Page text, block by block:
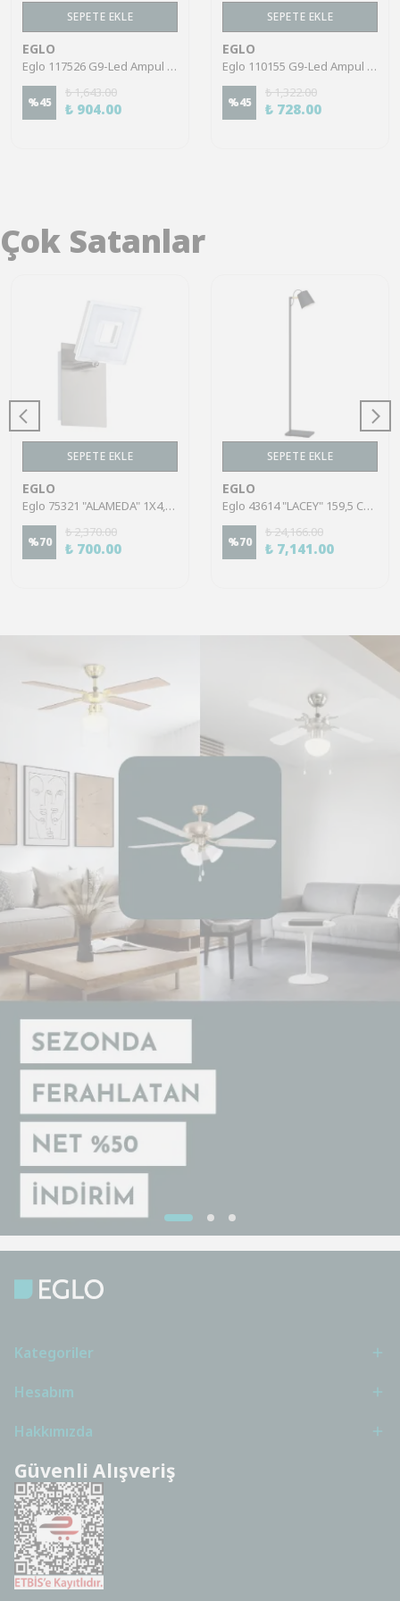
SEPETE EKLE
EGLO
Eglo 117526 G9-Led Ampul 3X2W 3000K 200 Lümen 3'Lü Paket
%45
₺ 1,643.00
₺ 904.00
SEPETE EKLE
EGLO
Eglo 110155 G9-Led Ampul 2X3W Şeffaf 4000K 320 Lümen 2’Li Paket
%45
₺ 1,322.00
₺ 728.00
Çok Satanlar
SEPETE EKLE
EGLO
Eglo 75321 "ALAMEDA" 1X4,5W Çelik Nikel Mat Sıva Üstü Spot
%70
₺ 2,370.00
₺ 700.00
SEPETE EKLE
EGLO
Eglo 43614 "LACEY" 159,5 Cm Yüksekliğinde Çelik, Ahşap Köşe Lambası Lambader
%70
₺ 24,166.00
₺ 7,141.00
Kategoriler
Hesabım
Hakkımızda
Güvenli Alışveriş